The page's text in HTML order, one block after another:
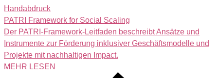
Handabdruck
PATRI Framework for Social Scaling
Der PATRI-Framework-Leitfaden beschreibt Ansätze und
Instrumente zur Förderung inklusiver Geschäftsmodelle und
Projekte mit nachhaltigen Impact.
MEHR LESEN